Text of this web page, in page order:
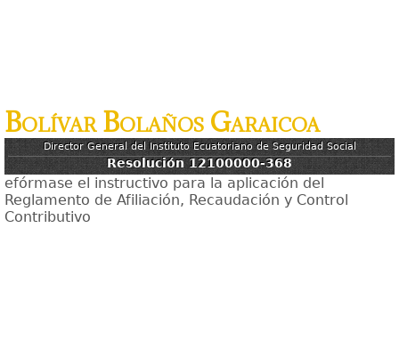
Bolívar Bolaños Garaicoa
Director General del Instituto Ecuatoriano de Seguridad Social
Resolución 12100000-368
efórmase el instructivo para la aplicación del
Reglamento de Afiliación, Recaudación y Control
Contributivo